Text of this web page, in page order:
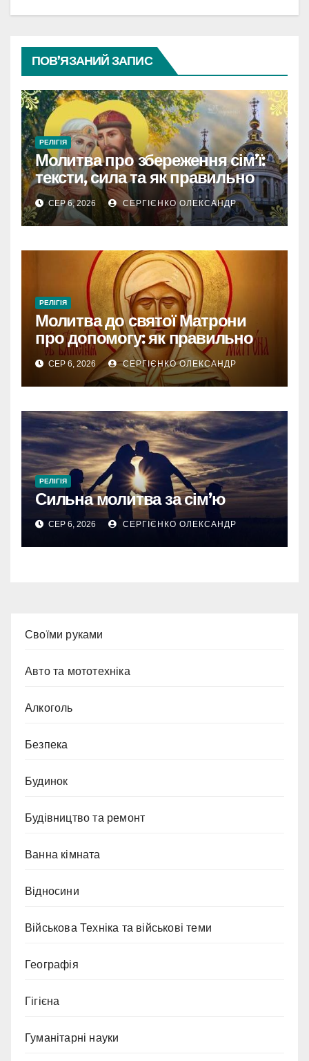
ПОВ’ЯЗАНИЙ ЗАПИС
РЕЛІГІЯ
Молитва про збереження сім’ї:
тексти, сила та як правильно
читати
СЕР 6, 2026 СЕРГІЄНКО ОЛЕКСАНДР
РЕЛІГІЯ
Молитва до святої Матрони
про допомогу: як правильно
звертатися
СЕР 6, 2026 СЕРГІЄНКО ОЛЕКСАНДР
РЕЛІГІЯ
Сильна молитва за сім’ю
СЕР 6, 2026 СЕРГІЄНКО ОЛЕКСАНДР
Cвоїми руками
Авто та мототехніка
Алкоголь
Безпека
Будинок
Будівництво та ремонт
Ванна кімната
Відносини
Військова Техніка та військові теми
Географія
Гігієна
Гуманітарні науки